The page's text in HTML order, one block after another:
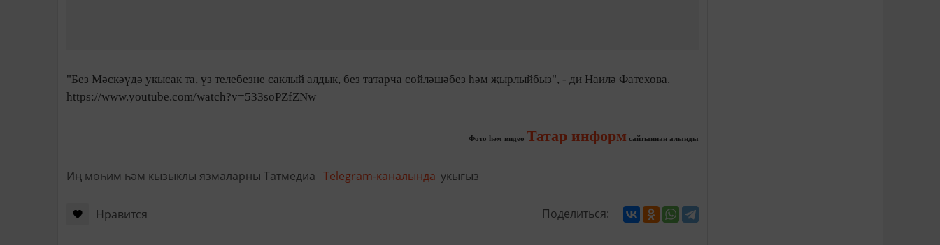
"Без Мәскәүдә укысак та, үз телебезне саклый алдык, без татарча сөйләшәбез һәм җырлыйбыз", - ди Наилә Фатехова.
https://www.youtube.com/watch?v=533soPZfZNw
Фото һәм видео Татар информ сайтыннан алынды
Иң мөһим һәм кызыклы язмаларны Татмедиа Telegram-каналында укыгыз
Нравится Поделиться: